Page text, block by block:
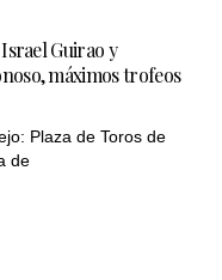
Guirao y
máximos trofeos
Plaza de Toros de
de